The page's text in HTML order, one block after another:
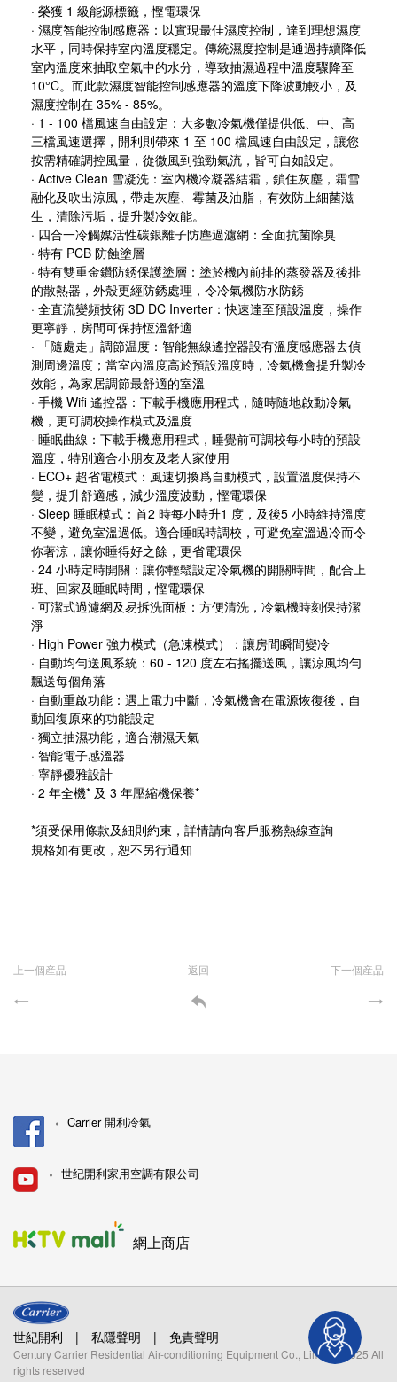
· 榮獲 1 級能源標籤，慳電環保
· 濕度智能控制感應器 ：以實現最佳濕度控制，達到理想濕度
水平，同時保持室內溫度穩定。傳統濕度控制是通過持續降低
室內溫度來抽取空氣中的水分，導致抽濕過程中溫度驟降至
10°C。而此款濕度智能控制感應器的溫度下降波動較小，及
濕度控制在 35% - 85%。
· 1 - 100 檔風速自由設定：大多數冷氣機僅提供低、中、高
三檔風速選擇，開利則帶來 1 至 100 檔風速自由設定，讓您
按需精確調控風量，從微風到強勁氣流，皆可自如設定。
· Active Clean 雪凝洗：室內機冷凝器結霜，鎖住灰塵，霜雪
融化及吹出涼風，帶走灰塵、霉菌及油脂，有效防止細菌滋
生，清除污垢，提升製冷效能。
· 四合一冷觸媒活性碳銀離子防塵過濾網：全面抗菌除臭
· 特有 PCB 防蝕塗層
· 特有雙重金鑽防銹保護塗層 ： 塗於機內前排的蒸發器及後排
的散熱器，外殼更經防銹處理，令冷氣機防水防銹
· 全直流變頻技術 3D DC Inverter：快速達至預設溫度，操作
更寧靜，房間可保持恆溫舒適
· 「隨處走」調節温度：智能無線遙控器設有溫度感應器去偵
測周邊溫度；當室內溫度高於預設溫度時，冷氣機會提升製冷
效能，為家居調節最舒適的室溫
· 手機 Wifi 遙控器：下載手機應用程式，隨時隨地啟動冷氣
機，更可調校操作模式及溫度
· 睡眠曲線：下載手機應用程式，睡覺前可調校每小時的預設
溫度，特別適合小朋友及老人家使用
· ECO+ 超省電模式：風速切換爲自動模式，設置溫度保持不
變，提升舒適感， 減少溫度波動，慳電環保
· Sleep 睡眠模式：首2 時每小時升1 度，及後5 小時維持溫度
不變，避免室溫過低。適合睡眠時調校，可避免室溫過冷而令
你著涼，讓你睡得好之餘，更省電環保
· 24 小時定時開關：讓你輕鬆設定冷氣機的開關時間，配合上
班、回家及睡眠時間，慳電環保
· 可潔式過濾網及易拆洗面板：方便清洗，冷氣機時刻保持潔
淨
· High Power 強力模式（急凍模式）：讓房間瞬間變冷
· 自動均勻送風系統：60 - 120 度左右搖擺送風，讓涼風均勻
飄送每個角落
· 自動重啟功能：遇上電力中斷，冷氣機會在電源恢復後，自
動回復原來的功能設定
· 獨立抽濕功能，適合潮濕天氣
· 智能電子感溫器
· 寧靜優雅設計
· 2 年全機* 及 3 年壓縮機保養*
*須受保用條款及細則約束，詳情請向客戶服務熱線查詢
規格如有更改，恕不另行通知
上一個産品 返回 下一個産品
Carrier 開利冷氣
世纪開利家用空調有限公司
網上商店
世紀開利 | 私隱聲明 | 免責聲明
Century Carrier Residential Air-conditioning Equipment Co., Limited. 2025 All
rights reserved